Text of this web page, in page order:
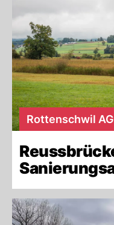
Rottenschwil AG